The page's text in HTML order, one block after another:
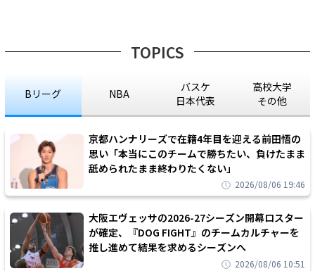
TOPICS
Bリーグ NBA
バスケ
日本代表
高校大学
その他
京都ハンナリーズで在籍4年目を迎える前田悟の
思い「本当にこのチームで勝ちたい、負けたまま
舐められたまま終わりたくない」
2026/08/06 19:46
大阪エヴェッサの2026-27シーズン開幕ロスター
が確定、『DOG FIGHT』のチームカルチャーを
推し進めて結果を求めるシーズンへ
2026/08/06 10:51